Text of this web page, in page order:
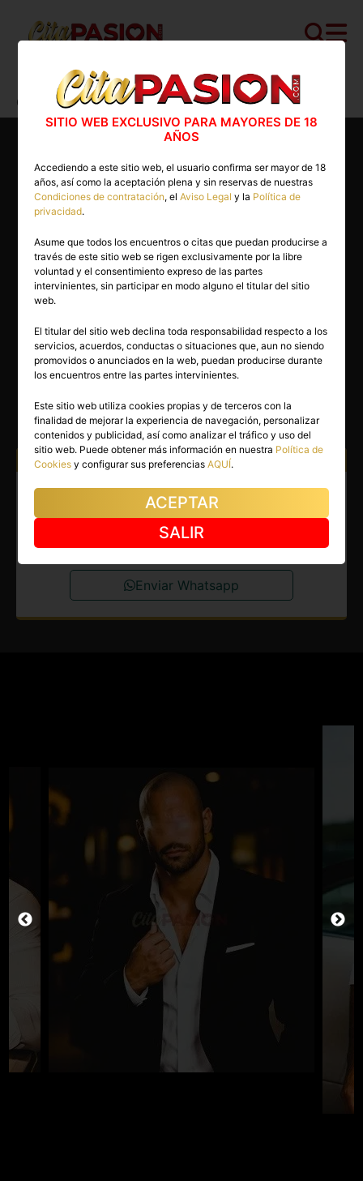
Cita PASION.COM>Boys >Madrid>Madrid capital
Christian
35 años
CHRISTIAN
Madrid capital(Madrid)
(6)
Atiendo a: Mujeres
Boy en Madrid capital.
Acompañante para mujeres en
España y extranjero.
Enviar Whatsapp
SITIO WEB EXCLUSIVO PARA MAYORES DE 18
AÑOS
Accediendo a este sitio web, el usuario confirma ser mayor de 18
años, así como la aceptación plena y sin reservas de nuestras
Condiciones de contratación, elAviso Legal y la Política de
privacidad.
Asume que todos los encuentros o citas que puedan producirse a
través de este sitio web se rigen exclusivamente por la libre
voluntad y el consentimiento expreso de las partes
intervinientes, sin participar en modo alguno el titular del sitio
web.
El titular del sitio web declina toda responsabilidad respecto a los
servicios, acuerdos, conductas o situaciones que, aun no siendo
promovidos o anunciados en la web, puedan producirse durante
los encuentros entre las partes intervinientes.
Este sitio web utiliza cookies propias y de terceros con la
finalidad de mejorar la experiencia de navegación, personalizar
contenidos y publicidad, así como analizar el tráfico y uso del
sitio web. Puede obtener más información en nuestra Política de
Cookies y configurar sus preferenciasAQUÍ.
ACEPTAR
SALIR